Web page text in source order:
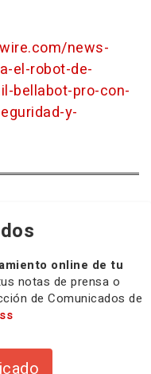
news-
el-robot-de-
bellabot-pro-con-
y-
online de tu
notas de prensa o
de Comunicados de